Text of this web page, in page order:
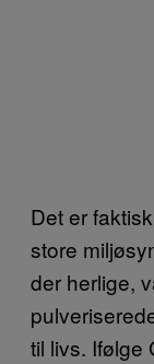
Det er
store
der herlige,
til livs. Ifølge